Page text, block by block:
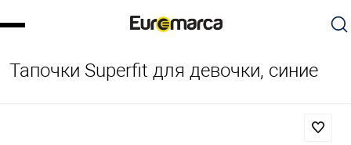
Тапочки Superfit для девочки, синие